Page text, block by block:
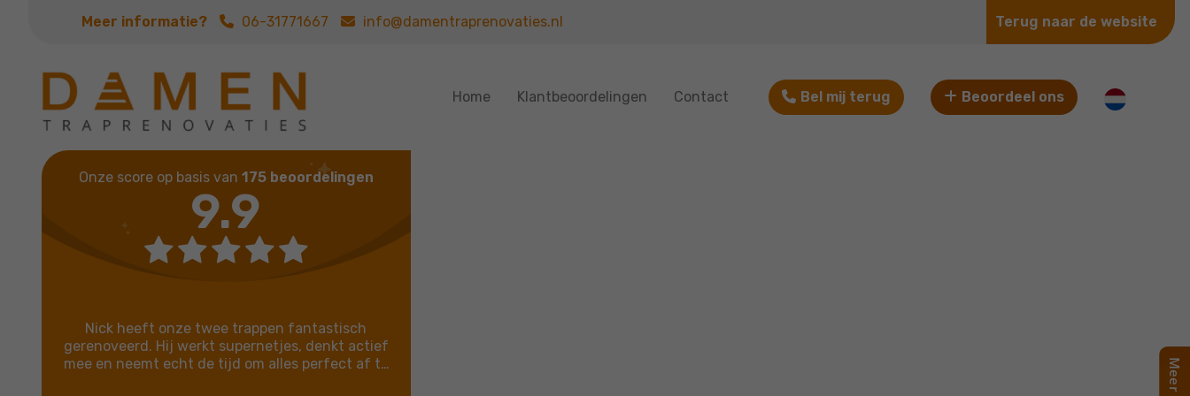
Meer informatie? 06-31771667 info@damentraprenovaties.nl Terug naar de website
Home Klantbeoordelingen Contact Bel mij terug Beoordeel ons
Onze score op basis van 175 beoordelingen
9.9
Nick heeft onze twee trappen fantastisch
gerenoveerd. Hij werkt supernetjes, denkt actief
mee en neemt echt de tijd om alles perfect af te